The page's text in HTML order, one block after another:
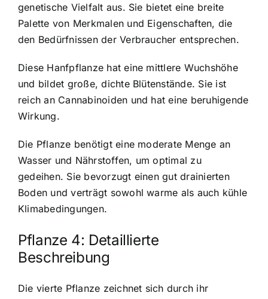
genetische Vielfalt aus. Sie bietet eine breite
Palette von Merkmalen und Eigenschaften, die
den Bedürfnissen der Verbraucher entsprechen.
Diese Hanfpflanze hat eine mittlere Wuchshöhe
und bildet große, dichte Blütenstände. Sie ist
reich an Cannabinoiden und hat eine beruhigende
Wirkung.
Die Pflanze benötigt eine moderate Menge an
Wasser und Nährstoffen, um optimal zu
gedeihen. Sie bevorzugt einen gut drainierten
Boden und verträgt sowohl warme als auch kühle
Klimabedingungen.
Pflanze 4: Detaillierte
Beschreibung
Die vierte Pflanze zeichnet sich durch ihr